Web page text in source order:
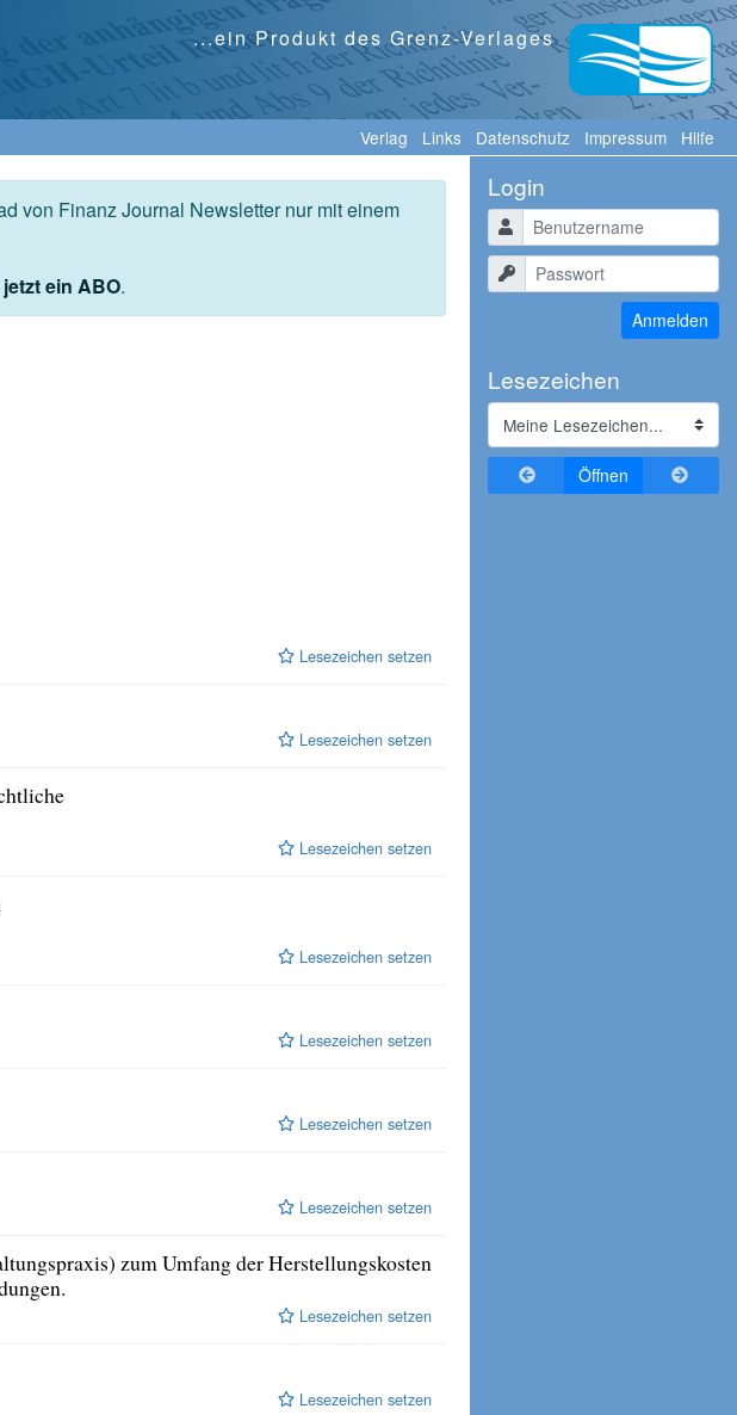
...ein Produkt des Grenz-Verlages
Verlag Links Datenschutz Impressum Hilfe
von Finanz Journal Newsletter nur mit einem
ein ABO.
Lesezeichen setzen
Lesezeichen setzen
Lesezeichen setzen
Lesezeichen setzen
Lesezeichen setzen
Lesezeichen setzen
Lesezeichen setzen
zum Umfang der Herstellungskosten
Lesezeichen setzen
Lesezeichen setzen
Login
Benutzername
Passwort
Anmelden
Lesezeichen
Zurückblättern
Öffnen